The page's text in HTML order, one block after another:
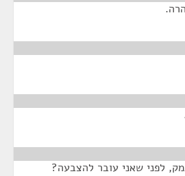
לפני שאני עובר להצבעה?